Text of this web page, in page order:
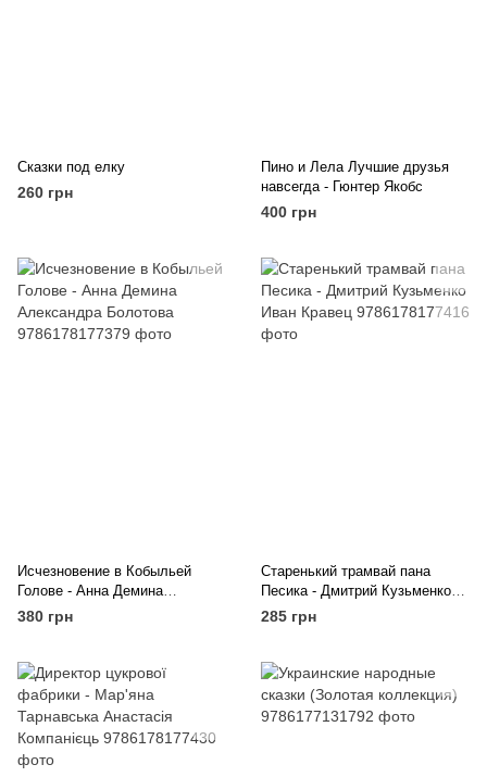
Сказки под елку
260 грн
Пино и Лела Лучшие друзья
навсегда - Гюнтер Якобс
400 грн
Исчезновение в Кобыльей
Голове - Анна Демина
Александра Болотова
380 грн
Старенький трамвай пана
Песика - Дмитрий Кузьменко
Иван Кравец
285 грн